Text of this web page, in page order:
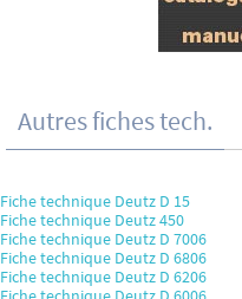
Autres fiches tech.
Fiche technique Deutz D 15
Fiche technique Deutz 450
Fiche technique Deutz D 7006
Fiche technique Deutz D 6806
Fiche technique Deutz D 6206